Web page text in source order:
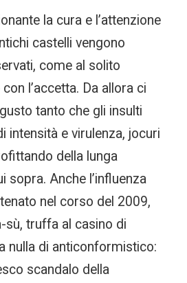
la cura e l’attenzione
castelli vengono
come al solito
l’accetta. Da allora ci
tanto che gli insulti
intensità e virulenza, jocuri
della lunga
sopra. Anche l’influenza
nel corso del 2009,
sù, truffa al casino di
nulla di anticonformistico:
scandalo della